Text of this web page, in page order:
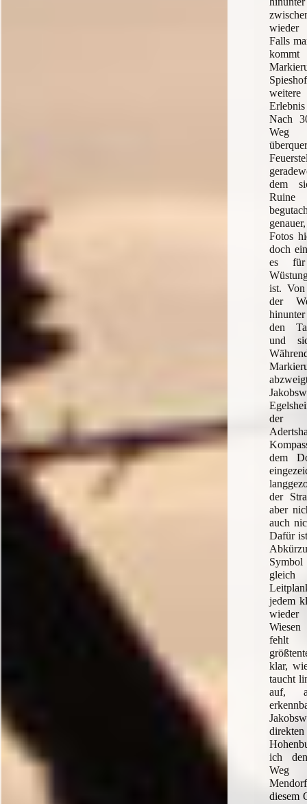
wieder
Falls
Nach
Weg
dem
Ruine
Fotos
doch
es für
ist.
der
den
und
der
dem
der
aber
auch
Dafür
jedem
wieder
fehlt
klar,
taucht
auf,
ich
Weg
diesem